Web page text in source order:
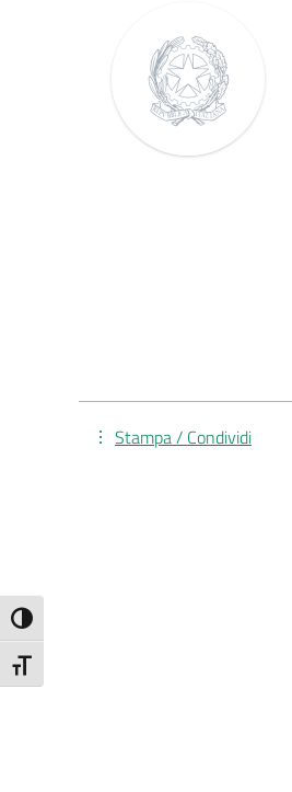
Attiva/disattiva alto contrasto
Attiva/disattiva dimensione testo
Stampa / Condividi